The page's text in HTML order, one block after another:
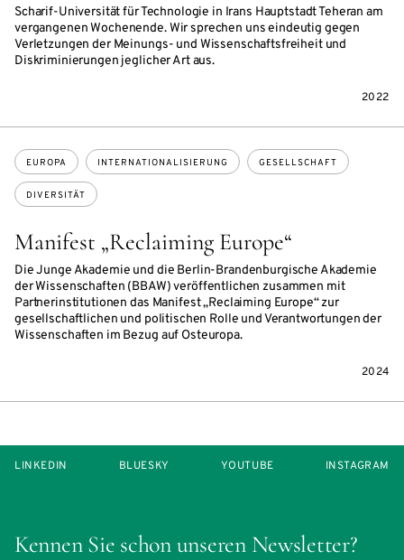
Scharif-Universität für Technologie in Irans Hauptstadt Teheran am
vergangenen Wochenende. Wir sprechen uns eindeutig gegen
Verletzungen der Meinungs- und Wissenschaftsfreiheit und
Diskriminierungen jeglicher Art aus.
2022
Manifest „Reclaiming Europe“
Die Junge Akademie und die Berlin-Brandenburgische Akademie
der Wissenschaften (BBAW) veröffentlichen zusammen mit
Partnerinstitutionen das Manifest „Reclaiming Europe“ zur
gesellschaftlichen und politischen Rolle und Verantwortungen der
Wissenschaften im Bezug auf Osteuropa.
Themen:
EUROPA INTERNATIONALISIERUNG GESELLSCHAFT
DIVERSITÄT
2024
Kennen Sie schon unseren Newsletter?
LINKEDIN BLUESKY YOUTUBE INSTAGRAM